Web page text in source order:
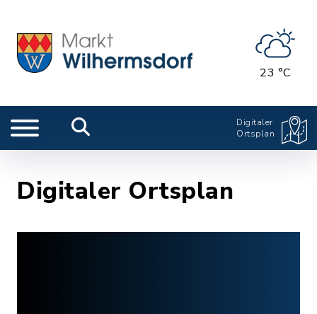
23 °C
Digitaler
Ortsplan
Digitaler Ortsplan